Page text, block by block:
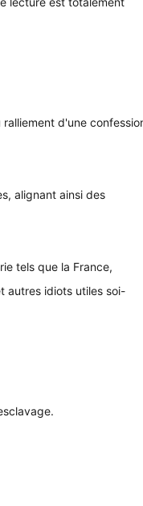
d'une
alignant ainsi des
tels que la France,
autres idiots utiles soi-